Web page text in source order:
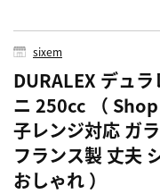
sixem
DURALEX デュ
ニ 250cc （
子レンジ対応 ガ
フランス製 丈夫
おしゃれ ）